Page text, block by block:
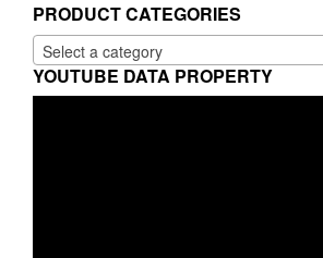
PRODUCT CATEGORIES
Select a category
YOUTUBE DATA PROPERTY